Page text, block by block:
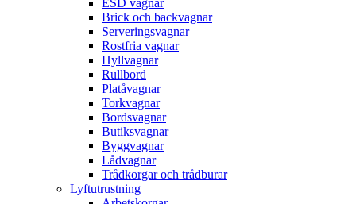
ESD vagnar
Brick och backvagnar
Serveringsvagnar
Rostfria vagnar
Hyllvagnar
Rullbord
Platåvagnar
Torkvagnar
Bordsvagnar
Butiksvagnar
Byggvagnar
Lådvagnar
Trådkorgar och trådburar
Lyftutrustning